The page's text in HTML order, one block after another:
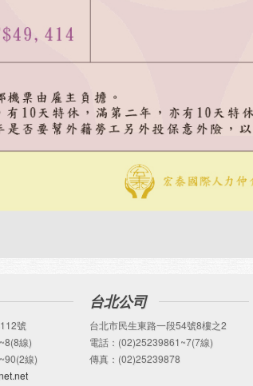
號
線)
線)
台北公司
台北市民生東路一段54號8樓之2
電話：(02)25239861~7(7線)
傳真：(02)25239878